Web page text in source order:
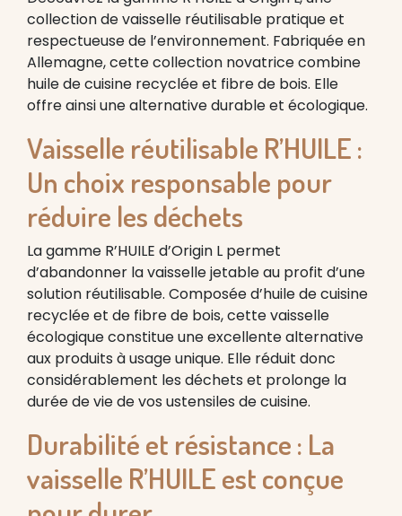
collection de vaisselle réutilisable pratique et
respectueuse de l’environnement. Fabriquée en
Allemagne, cette collection novatrice combine
huile de cuisine recyclée et fibre de bois. Elle
offre ainsi une alternative durable et écologique.
Vaisselle réutilisable R’HUILE :
Un choix responsable pour
réduire les déchets
La gamme R’HUILE d’Origin L permet
d’abandonner la vaisselle jetable au profit d’une
solution réutilisable. Composée d’huile de cuisine
recyclée et de fibre de bois, cette vaisselle
écologique constitue une excellente alternative
aux produits à usage unique. Elle réduit donc
considérablement les déchets et prolonge la
durée de vie de vos ustensiles de cuisine.
Durabilité et résistance : La
vaisselle R’HUILE est conçue